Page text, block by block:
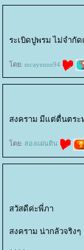
ระเบิดปูพรม ไม่จำกั
ดย: mcayenne94
สงคราม มีแต่ตื่นตร
ดย: สองแผ่นดิน
สวัสดีค่ะพี่ภา
สงคราม น่ากลัวจริงๆ